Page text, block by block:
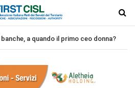
a quando il primo ceo donna?